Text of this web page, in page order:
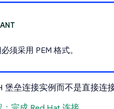
须采用 PEM 格式。
堡垒连接实例而不是直接连